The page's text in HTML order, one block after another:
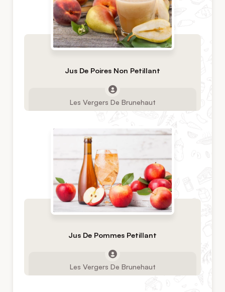
Jus De Poires Non Petillant
Les Vergers De Brunehaut
Jus De Pommes Petillant
Les Vergers De Brunehaut